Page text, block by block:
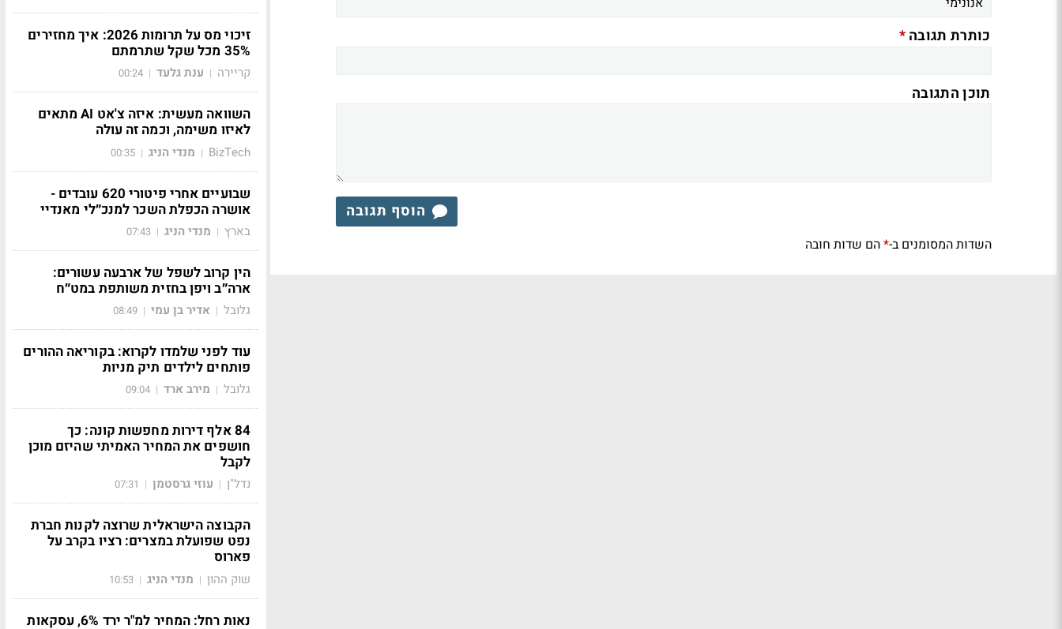
כותרת תגובה*
תוכן התגובה
הוסף תגובה
השדות המסומנים ב-*הם שדות חובה
זיכוי מס על תרומות 2026: איך מחזירים
35% מכל שקל שתרמתם
קריירה | ענת גלעד |
00:24
השוואה מעשית: איזה צ'אט AI מתאים
לאיזו משימה, וכמה זה עולה
BizTech
| מנדי הניג |
00:35
שבועיים אחרי פיטורי 620 עובדים -
אושרה הכפלת השכר למנכ״לי מאנדיי
בארץ | מנדי הניג |
07:43
הין קרוב לשפל של ארבעה עשורים:
ארה״ב ויפן בחזית משותפת במט״ח
גלובל | אדיר בן עמי |
08:49
עוד לפני שלמדו לקרוא: בקוריאה ההורים
פותחים לילדים תיק מניות
גלובל | מירב ארד |
09:04
84 אלף דירות מחפשות קונה: כך
חושפים את המחיר האמיתי שהיזם מוכן
לקבל
נדל"ן | עוזי גרסטמן |
07:31
הקבוצה הישראלית שרוצה לקנות חברת
נפט שפועלת במצרים: רציו בקרב על
פארוס
שוק ההון | מנדי הניג |
10:53
נאות רחל: המחיר למ"ר ירד 6%, עסקאות